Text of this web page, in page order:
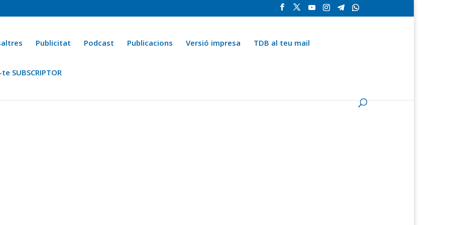
Publicitat Podcast Publicacions Versió impresa TDB al teu mail
SUBSCRIPTOR
Ara fa 25 anys